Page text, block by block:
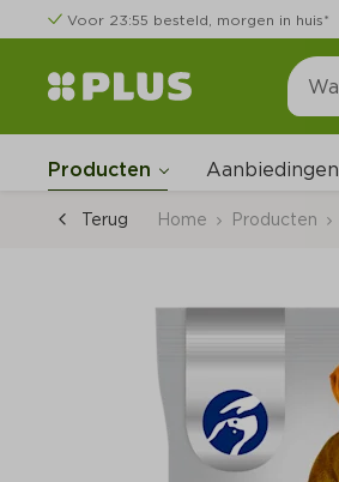
Voor 23:55 besteld, morgen in huis*
Producten Aanbiedingen
Terug Home Producten